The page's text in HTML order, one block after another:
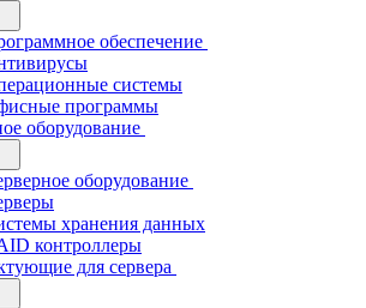
обеспечение
системы
программы
оборудование
оборудование
хранения данных
контроллеры
для сервера